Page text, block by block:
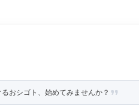
おシゴト、始めてみませんか？